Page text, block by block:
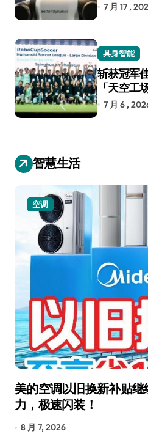
7 月 17 ,
具身智能
斩获冠军
「天空工
RoboCup
7 月 6 ,
智慧生活
空调
美的空调以旧换新补贴继
力，极速闪装！
8 月 7, 2026